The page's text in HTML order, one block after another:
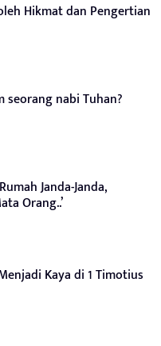
Hikmat dan Pengertian
seorang nabi Tuhan?
Janda-Janda,
Orang..’
Kaya di 1 Timotius